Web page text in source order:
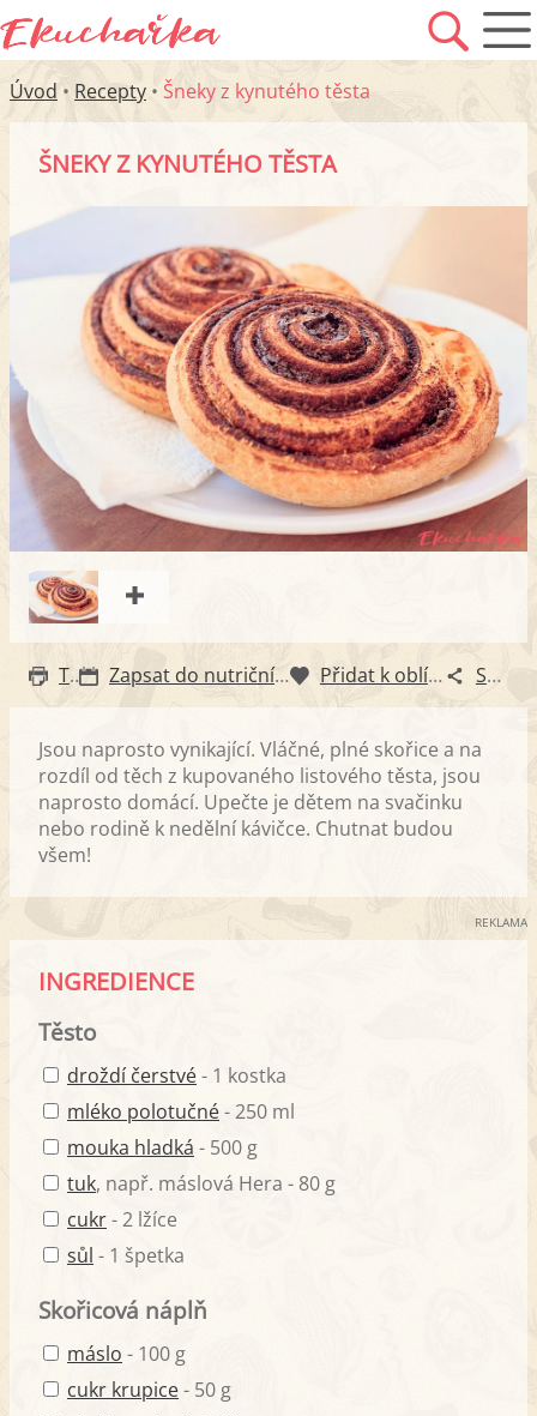
Úvod • Recepty • Šneky z kynutého těsta
ŠNEKY Z KYNUTÉHO TĚSTA
Tisk Zapsat do nutričního diáře Přidat k oblíbeným Sdílet
Jsou naprosto vynikající. Vláčné, plné skořice a na
rozdíl od těch z kupovaného listového těsta, jsou
naprosto domácí. Upečte je dětem na svačinku
nebo rodině k nedělní kávičce. Chutnat budou
všem!
REKLAMA
INGREDIENCE
Těsto
droždí čerstvé- 1 kostka
mléko polotučné- 250 ml
mouka hladká - 500 g
tuk, např. máslová Hera - 80 g
cukr- 2 lžíce
sůl - 1 špetka
Skořicová náplň
máslo - 100 g
cukr krupice- 50 g